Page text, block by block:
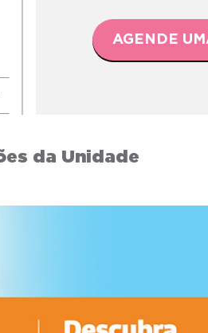
AGENDE
da Unidade